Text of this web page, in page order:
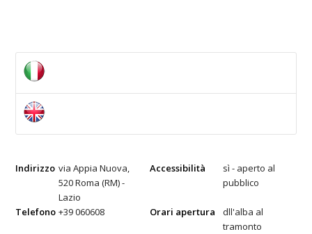
Indirizzo via Appia Nuova,
520 Roma (RM) -
Lazio
Accessibilità
sì - aperto al
pubblico
Telefono +39 060608 Orari apertura
dll'alba al
tramonto